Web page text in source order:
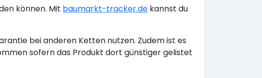
können. Mit baumarkt-tracker.de kannst du
bei anderen Ketten nutzen. Zudem ist es
sofern das Produkt dort günstiger gelistet